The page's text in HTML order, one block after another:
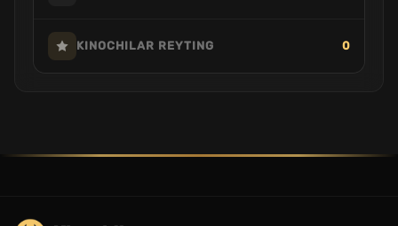
KINOCHILAR REYTING 0